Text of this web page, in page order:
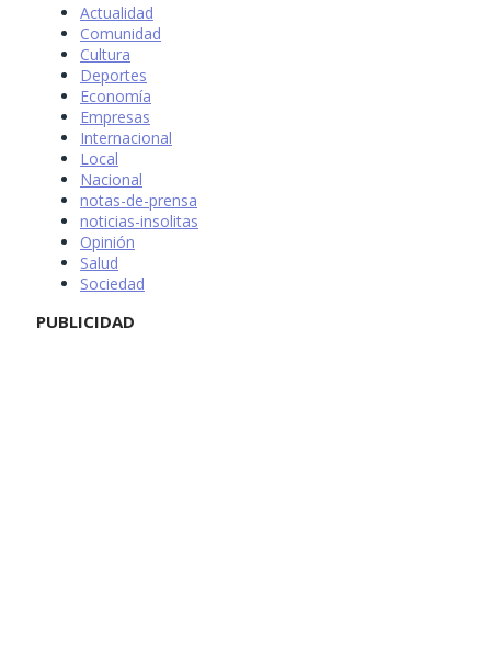
Actualidad
Comunidad
Cultura
Deportes
Economía
Empresas
Internacional
Local
Nacional
notas-de-prensa
noticias-insolitas
Opinión
Salud
Sociedad
PUBLICIDAD